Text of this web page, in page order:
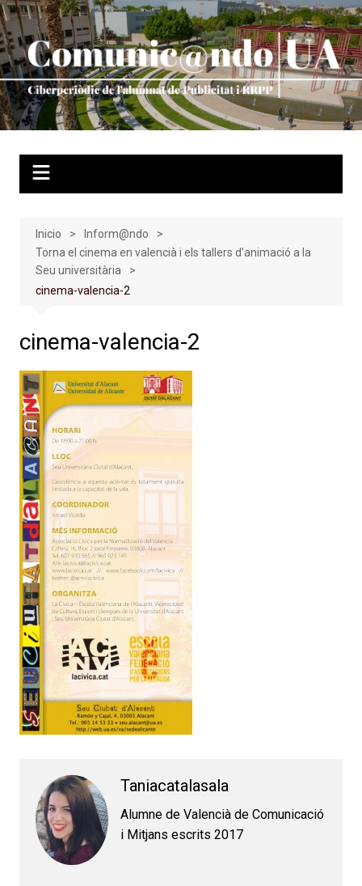
Saltar
al
contenido
Inicio
Inform@ndo
Torna el cinema en valencià i els tallers d’animació a la
Seu universitària
cinema-valencia-2
cinema-valencia-2
Taniacatalasala
Alumne de Valencià de Comunicació
i Mitjans escrits 2017